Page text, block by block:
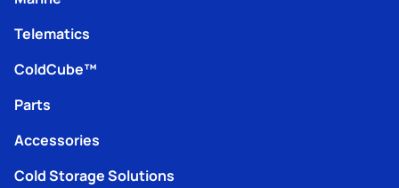
Telematics
ColdCube™
Parts
Accessories
Cold Storage Solutions